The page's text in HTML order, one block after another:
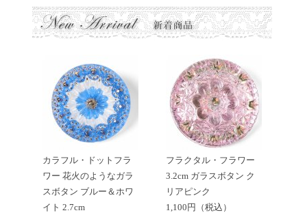
4.8
キラキラ・ガラスボタン＆カボション入荷出品中で
す〜！
カラフル・ドットフラ
ワー 花火のようなガラ
スボタン ブルー＆ホワ
イト 2.7cm
フラクタル・フラワー
3.2cm ガラスボタン ク
リアピンク
1,100円（税込）